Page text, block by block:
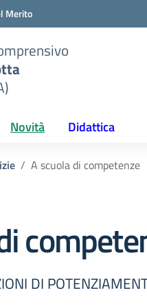
Merito
Novità Didattica
A scuola di competenze
DI